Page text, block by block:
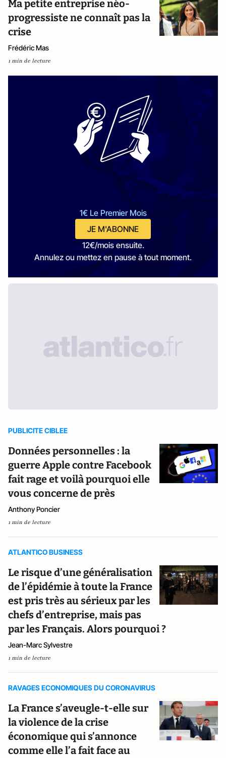
Ma petite entreprise néo-
progressiste ne connaît pas la
crise
Frédéric Mas
1 min de lecture
1€ Le Premier Mois
JE M'ABONNE
12€/mois ensuite.
Annulez ou mettez en pause à tout moment.
PUBLICITE CIBLEE
Données personnelles : la
guerre Apple contre Facebook
fait rage et voilà pourquoi elle
vous concerne de près
Anthony Poncier
1 min de lecture
ATLANTICO BUSINESS
Le risque d’une généralisation
de l’épidémie à toute la France
est pris très au sérieux par les
chefs d’entreprise, mais pas
par les Français. Alors pourquoi ?
Jean-Marc Sylvestre
1 min de lecture
RAVAGES ECONOMIQUES DU CORONAVIRUS
La France s’aveugle-t-elle sur
la violence de la crise
économique qui s’annonce
comme elle l’a fait face au